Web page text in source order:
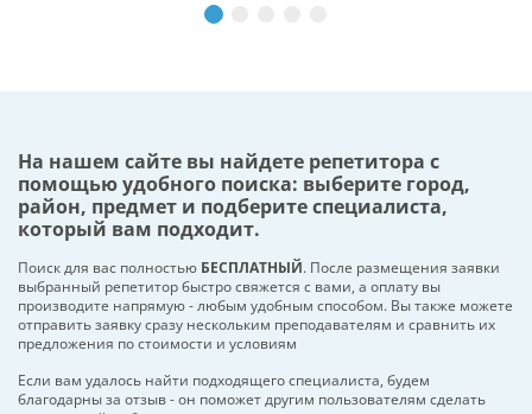
На нашем сайте вы найдете репетитора с
помощью удобного поиска: выберите город,
район, предмет и подберите специалиста,
который вам подходит.
Поиск для вас полностью БЕСПЛАТНЫЙ. После размещения заявки
выбранный репетитор быстро свяжется с вами, а оплату вы
производите напрямую - любым удобным способом. Вы также можете
отправить заявку сразу нескольким преподавателям и сравнить их
предложения по стоимости и условиям
Если вам удалось найти подходящего специалиста, будем
благодарны за отзыв - он поможет другим пользователям сделать